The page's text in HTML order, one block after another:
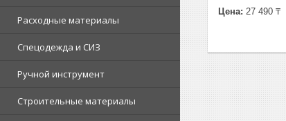
Расходные материалы
Спецодежда и СИЗ
Ручной инструмент
Строительные материалы
Цена: 27 490 ₸